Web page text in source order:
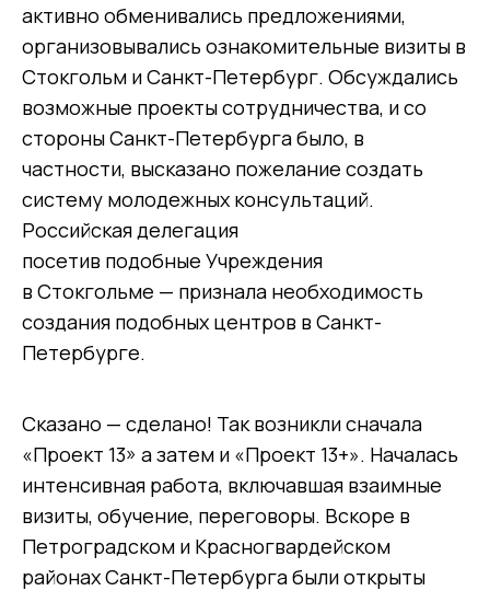
активно обменивались предложениями,
организовывались ознакомительные визиты в
Стокгольм и Санкт-Петербург. Обсуждались
возможные проекты сотрудничества, и со
стороны Санкт-Петербурга было, в
частности, высказано пожелание создать
систему молодежных консультаций.
Российская делегация
посетив подобные Учреждения
в Стокгольме — признала необходимость
создания подобных центров в Санкт-
Петербурге.
Сказано — сделано! Так возникли сначала
«Проект 13» а затем и «Проект 13+». Началась
интенсивная работа, включавшая взаимные
визиты, обучение, переговоры. Вскоре в
Петроградском и Красногвардейском
районах Санкт-Петербурга были открыты